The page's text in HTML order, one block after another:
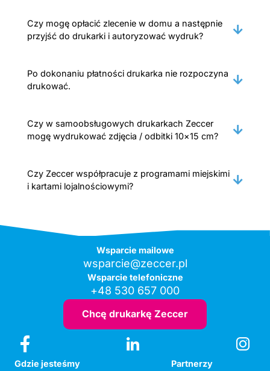
Czy mogę opłacić zlecenie w domu a następnie
przyjść do drukarki i autoryzować wydruk?
Po dokonaniu płatności drukarka nie rozpoczyna
drukować.
Czy w samoobsługowych drukarkach Zeccer
mogę wydrukować zdjęcia / odbitki 10×15 cm?
Czy Zeccer współpracuje z programami miejskimi
i kartami lojalnościowymi?
Wsparcie mailowe
wsparcie@zeccer.pl
Wsparcie telefoniczne
+48 530 657 000
Chcę drukarkę Zeccer
Gdzie jesteśmy
Partnerzy